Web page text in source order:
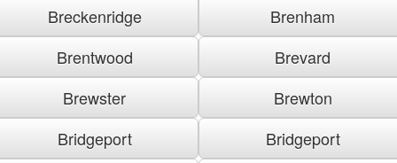
Breckenridge
Brenham
Brentwood
Brevard
Brewster
Brewton
Bridgeport
Bridgeport